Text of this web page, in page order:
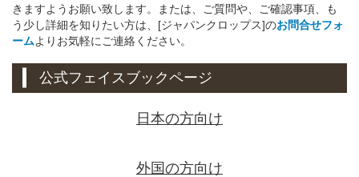
きますようお願い致します。または、ご質問や、ご確認事項、も
う少し詳細を知りたい方は、[ジャパンクロップス]のお問合せフォ
ームよりお気軽にご連絡ください。
公式フェイスブックページ
日本の方向け
外国の方向け